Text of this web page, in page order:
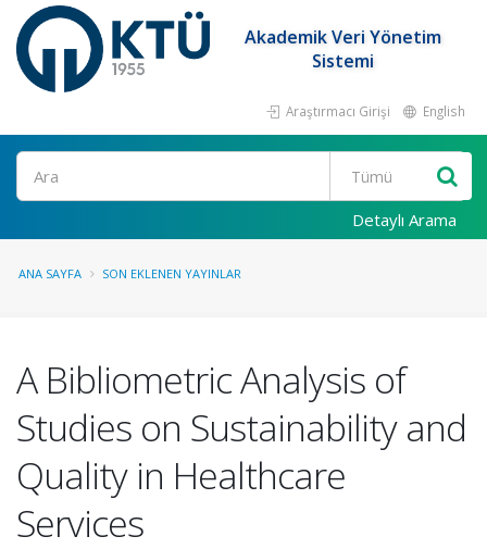
Akademik Veri Yönetim
Sistemi
Araştırmacı Girişi English
Ara
Detaylı Arama
ANA SAYFA SON EKLENEN YAYINLAR
A Bibliometric Analysis of
Studies on Sustainability and
Quality in Healthcare
Services